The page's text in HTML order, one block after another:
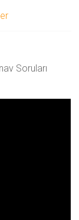
Soruları